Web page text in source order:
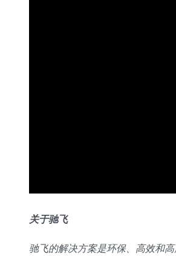
关于驰飞
驰飞的解决方案是环保、高效和